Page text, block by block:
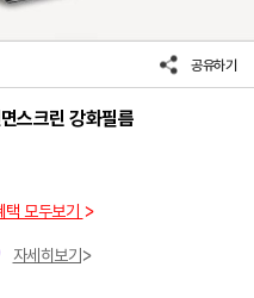
공유하기
스크린 강화필름
택 모두보기
자세히보기